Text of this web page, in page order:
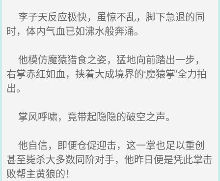
李子天反应极快，虽惊不乱，脚下急退的同
时，体内气血已如沸水般奔涌。
他模仿魔猿猎食之姿，猛地向前踏出一步，
右掌赤红如血，挟着大成境界的‘魔猿掌’全力拍
出。
掌风呼啸，竟带起隐隐的破空之声。
他自信，即便仓促迎击，这一掌也足以重创
甚至毙杀大多数同阶对手，他昨日便是凭此掌击
败帮主黄狼的！